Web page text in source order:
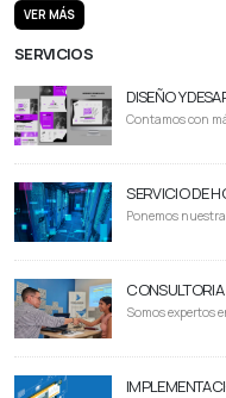
VER MÁS
SERVICIOS
DISEÑO Y
Contamos con
SERVICIO DE
Ponemos
CONSULTORIA
Somos expertos